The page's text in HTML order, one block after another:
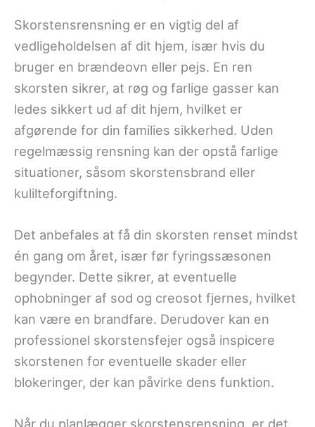
Skorstensrensning er en vigtig del af
vedligeholdelsen af dit hjem, især hvis du
bruger en brændeovn eller pejs. En ren
skorsten sikrer, at røg og farlige gasser kan
ledes sikkert ud af dit hjem, hvilket er
afgørende for din families sikkerhed. Uden
regelmæssig rensning kan der opstå farlige
situationer, såsom skorstensbrand eller
kulilteforgiftning.
Det anbefales at få din skorsten renset mindst
én gang om året, især før fyringssæsonen
begynder. Dette sikrer, at eventuelle
ophobninger af sod og creosot fjernes, hvilket
kan være en brandfare. Derudover kan en
professionel skorstensfejer også inspicere
skorstenen for eventuelle skader eller
blokeringer, der kan påvirke dens funktion.
Når du planlægger skorstensrensning, er det